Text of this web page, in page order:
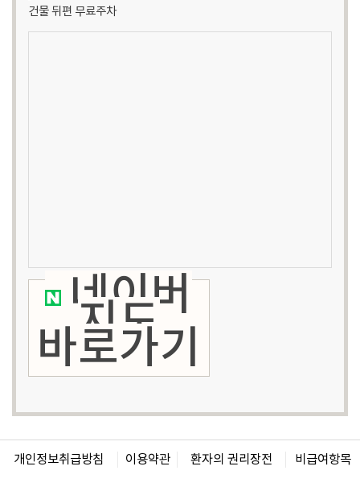
건물 뒤편 무료주차
네이버
지도
바로가기
개인정보취급방침 이용약관 환자의 권리장전 비급여항목